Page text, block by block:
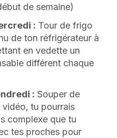
de semaine)
: Tour de frigo
de ton réfrigérateur à
en vedette un
différent chaque
: Souper de
tu pourrais
complexe que tu
tes proches pour